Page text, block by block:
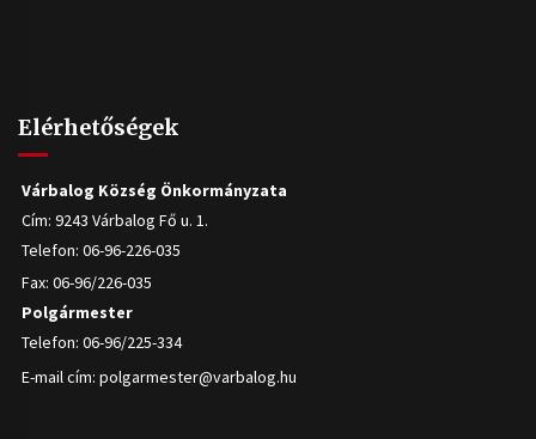
Elérhetőségek
Várbalog Község Önkormányzata
Cím: 9243 Várbalog Fő u. 1.
Telefon: 06-96-226-035
Fax: 06-96/226-035
Polgármester
Telefon: 06-96/225-334
E-mail cím: polgarmester@varbalog.hu